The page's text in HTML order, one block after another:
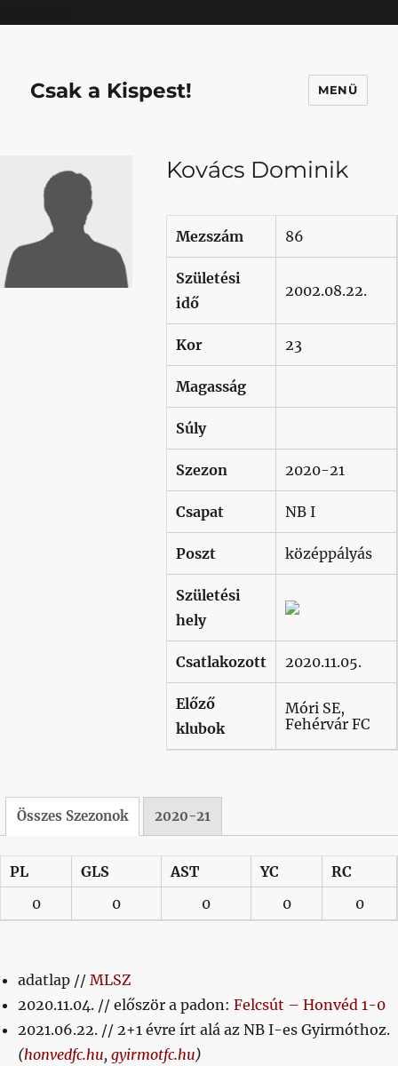
Csak a Kispest! MENÜ
Kovács Dominik
Mezszám 86
Születési
idő
2002.08.22.
Kor 23
Magasság
Súly
Szezon 2020-21
Csapat NB I
Poszt középpályás
Születési
hely
Csatlakozott 2020.11.05.
Előző
klubok
Móri SE,
Fehérvár FC
Összes Szezonok 2020-21
PL GLS AST YC
RC
0
0 0 0 0
adatlap // MLSZ
2020.11.04. // először a padon: Felcsút – Honvéd 1-0
2021.06.22. // 2+1 évre írt alá az NB I-es Gyirmóthoz.
(honvedfc.hu, gyirmotfc.hu)